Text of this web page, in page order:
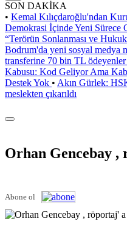
SON DAKİKA
• Kemal Kılıçdaroğlu'ndan
Demokrasi İçinde Yeni Sürece
“Terörün Sonlanması ve
Bodrum'da yeni sosyal medya
transferine 70 bin TL
Kabusu: Kod Geliyor Ama
Destek Yok • Akın Gürlek:
meslekten çıkarıldı
Orhan Gencebay
Abone ol